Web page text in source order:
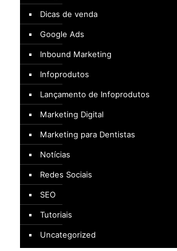
Dicas de venda
Google Ads
Inbound Marketing
Infoprodutos
Lançamento de Infoprodutos
Marketing Digital
Marketing para Dentistas
Notícias
Redes Sociais
SEO
Tutoriais
Uncategorized